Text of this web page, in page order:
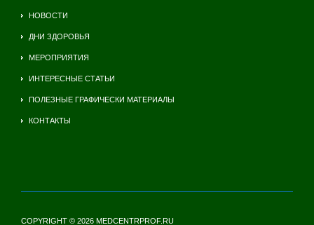
НОВОСТИ
ДНИ ЗДОРОВЬЯ
МЕРОПРИЯТИЯ
ИНТЕРЕСНЫЕ СТАТЬИ
ПОЛЕЗНЫЕ ГРАФИЧЕСКИ МАТЕРИАЛЫ
КОНТАКТЫ
COPYRIGHT © 2026 MEDCENTRPROF.RU